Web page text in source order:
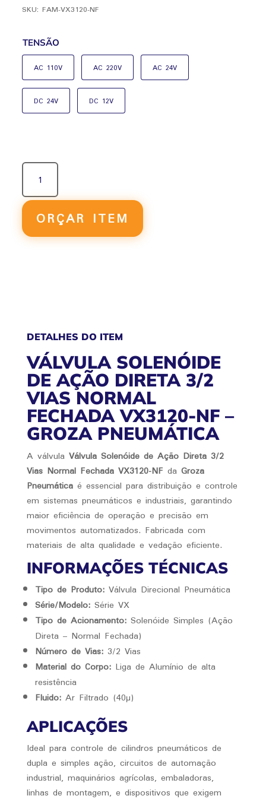
SKU:FAM-VX3120-NF
TENSÃO
AC 110V AC 220V AC 24V
DC 24V DC 12V
VÁLVULA
SOLENÓIDE
DE
AÇÃO
DIRETA
3/2
ORÇAR ITEM
DETALHES DO ITEM
VÁLVULA SOLENÓIDE
DE AÇÃO DIRETA 3/2
VIAS NORMAL
FECHADA VX3120-NF –
GROZA PNEUMÁTICA
A válvula Válvula Solenóide de Ação Direta 3/2
Vias Normal Fechada VX3120-NF da Groza
Pneumáticaé essencial para distribuição e controle
em sistemas pneumáticos e industriais, garantindo
maior eficiência de operação e precisão em
movimentos automatizados. Fabricada com
materiais de alta qualidade e vedação eficiente.
INFORMAÇÕES TÉCNICAS
Tipo de Produto:Válvula Direcional Pneumática
Série/Modelo:Série VX
Tipo de Acionamento:Solenóide Simples (Ação
Direta – Normal Fechada)
Número de Vias:3/2 Vias
Material do Corpo:Liga de Alumínio de alta
resistência
Fluido:Ar Filtrado (40μ)
APLICAÇÕES
Ideal para controle de cilindros pneumáticos de
dupla e simples ação, circuitos de automação
industrial, maquinários agrícolas, embaladoras,
linhas de montagem, e dispositivos que exigem